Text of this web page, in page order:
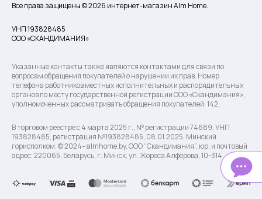
Все права защищены © 2026 интернет-магазин Alm Home.
УНП 193828485
ООО «СКАНДИМАНИЯ»
Указанные контакты также являются контактами для связи по
вопросам обращения покупателей о нарушении их прав. Номер
телефона работников местных исполнительных и распорядительных
органов по месту государственной регистрации ООО «Скандимания»,
уполномоченных рассматривать обращения покупателей: 142.
В торговом реестре с 4 марта 2025 г., № регистрации 74689, УНП
193828485, регистрация №193828485, 08.01.2025, Минский
горисполком. © 2024– almhome.by, ООО “Скандимания”, юр. и почтовый
адрес: 220065, Беларусь, г. Минск, ул. Жореса Алфёрова, 10-314